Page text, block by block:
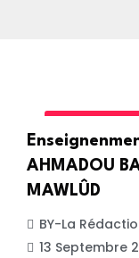
AHMADOU
MAWLÛD
BY-La
13 Septembre